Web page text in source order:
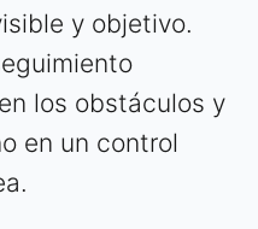
y objetivo.
los obstáculos y
en un control